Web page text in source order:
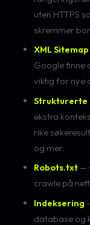
uten HTTPS
skremmer
XML Sitemap
Google finne
viktig for nye
Strukturerte
ekstra
rike
og mer.
Robots.txt —
crawle på
Indeksering
database og